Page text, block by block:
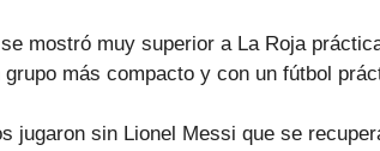
mostró muy superior a La Roja
más compacto y con un fútbol
jugaron sin Lionel Messi que se